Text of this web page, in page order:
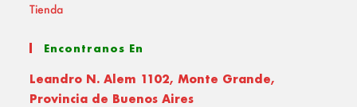
Tienda
Encontranos En
Leandro N. Alem 1102, Monte Grande,
Provincia de Buenos Aires